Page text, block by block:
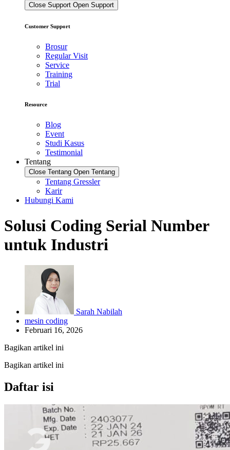
Close Support Open Support
Customer Support
Brosur
Regular Visit
Service
Training
Trial
Resource
Blog
Event
Studi Kasus
Testimonial
Tentang
Close Tentang Open Tentang
Tentang Gressler
Karir
Hubungi Kami
Solusi Coding Serial Number
untuk Industri
Sarah Nabilah
mesin coding
Februari 16, 2026
Bagikan artikel ini
Bagikan artikel ini
Daftar isi